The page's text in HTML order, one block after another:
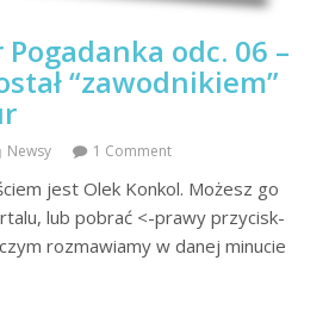
Pogadanka odc. 06 –
“zawodnikiem”
Newsy 1 Comment
jest Olek Konkol. Możesz go
lub pobrać <-prawy przycisk-
rozmawiamy w danej minucie